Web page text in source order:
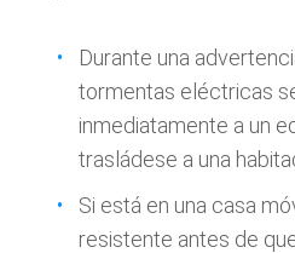
Durante una
tormentas eléctricas
inmediatamente a un
trasládese a una
Si está en una casa
resistente antes de